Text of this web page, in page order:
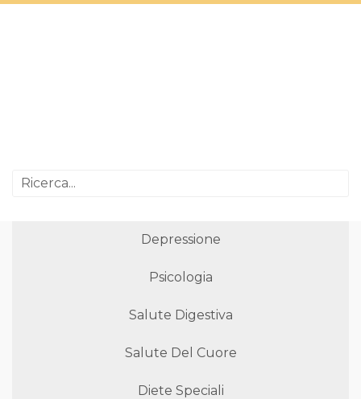
Depressione
Psicologia
Salute Digestiva
Salute Del Cuore
Diete Speciali